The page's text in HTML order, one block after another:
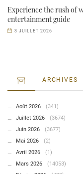
Experience the rush of
entertainment guide
3 JUILLET 2026
ARCHIVES
Août 2026
(341)
Juillet 2026
(3674)
Juin 2026
(3677)
Mai 2026
(2)
Avril 2026
(1)
Mars 2026
(14053)